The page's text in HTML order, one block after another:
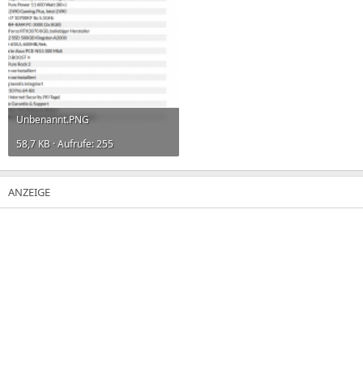
Unbenannt.PNG
58,7 KB · Aufrufe: 255